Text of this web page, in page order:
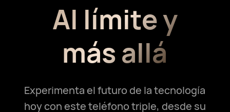
Al límite y
más allá
Experimenta el futuro de la tecnología
hoy con este teléfono triple, desde su